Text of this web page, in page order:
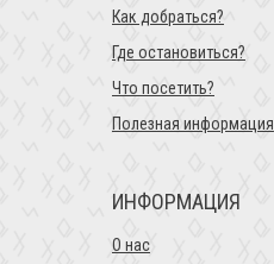
Как добраться?
Где остановиться?
Что посетить?
Полезная информация
ИНФОРМАЦИЯ
О нас